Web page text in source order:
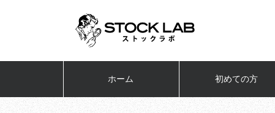
ホーム 初めての方